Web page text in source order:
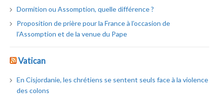
Dormition ou Assomption, quelle différence ?
Proposition de prière pour la France à l’occasion de
l’Assomption et de la venue du Pape
Vatican
En Cisjordanie, les chrétiens se sentent seuls face à la violence
des colons